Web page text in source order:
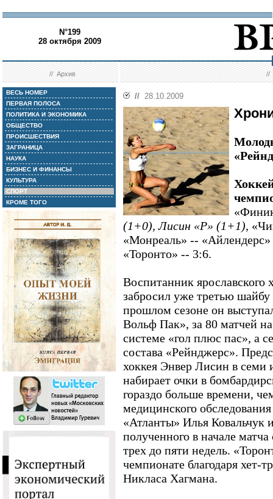
N°199
28 октября 2009
//Архив //
ВЕСЬ НОМЕР
ПЕРВАЯ ПОЛОСА
ПОЛИТИКА И ЭКОНОМИКА
ОБЩЕСТВО
ПРОИСШЕСТВИЯ
ЗАГРАНИЦА
НАУКА
БИЗНЕС И ФИНАНСЫ
КУЛЬТУРА
СПОРТ
КРОМЕ ТОГО
// 28.10.2009
(1+0), Лисин «Р» (1+1),
«Монреаль» --
«Торонто» -- 3:6.
Воспитанник
забросил уже третью
прошлом сезоне он
Вольф Пак», за 80 матчей
системе «гол плюс пас», а
состава «Рейнджерс».
хоккея Энвер Лисин в семи
набирает очки в
гораздо больше времени,
медицинского
«Атланты» Илья Ковальчук
полученного в начале
трех до пяти недель.
чемпионате благодаря хет-
Никласа Хагмана.